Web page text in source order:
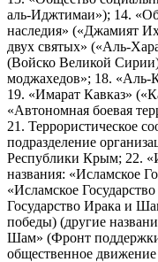
аль-Иджтимаи»); 14.
наследия» («Джамият
двух святых» («Аль-
(Войско Великой
моджахедов»; 18. «Аль-
19. «Имарат Кавказ»
«Автономная боевая
21. Террористическое
подразделение
Республики Крым; 22.
названия: «Исламское
«Исламское
Государство Ирака и
победы) (другие
Шам» (Фронт
общественное